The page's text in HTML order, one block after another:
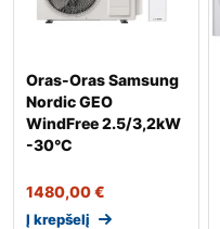
Oras-Oras Samsung
Nordic GEO
WindFree 2.5/3,2kW
-30°C
1480,00€
Į krepšelį